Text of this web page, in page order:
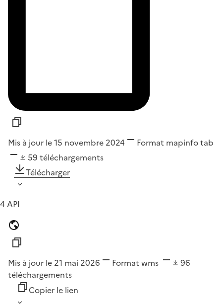
Mis à jour le 15 novembre 2024 Format mapinfo tab
59 téléchargements
Télécharger
4 API
Mis à jour le 21 mai 2026 Format wms
96
téléchargements
Copier le lien